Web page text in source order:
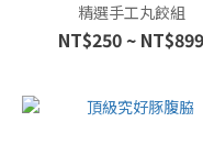
精選手工丸餃組
NT$250 ~ NT$899